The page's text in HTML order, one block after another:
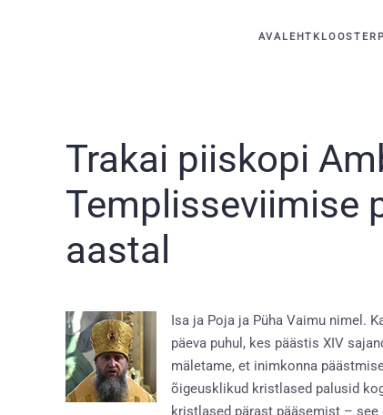
AVALEHT KLOOSTER
Trakai piiskopi
Templisseviimise
aastal
Isa ja Poja ja Püha Vaimu nimel.
päeva puhul, kes päästis XIV
mäletame, et inimkonna
õigeusklikud kristlased palusid
kristlased pärast pääsemist –